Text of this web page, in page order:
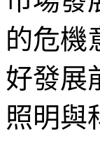
的危機
好發展
照明與